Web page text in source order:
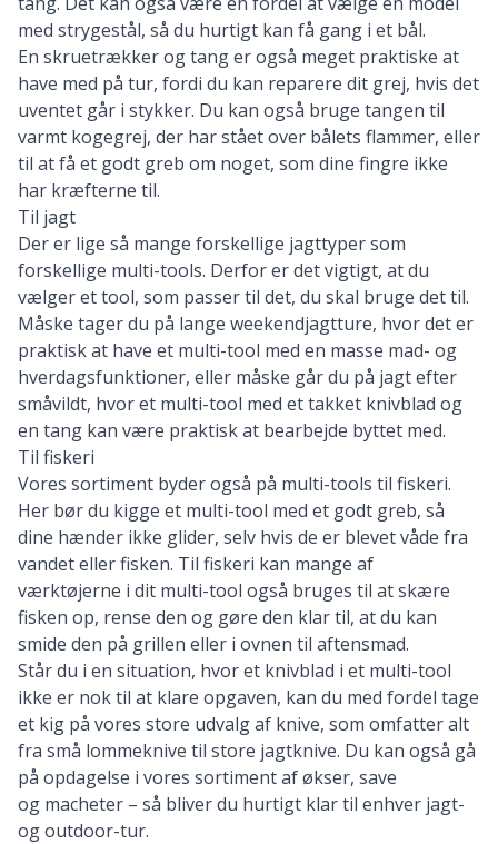
med strygestål, så du hurtigt kan få gang i et bål.
En skruetrækker og tang er også meget praktiske at
have med på tur, fordi du kan reparere dit grej, hvis det
uventet går i stykker. Du kan også bruge tangen til
varmt kogegrej, der har stået over bålets flammer, eller
til at få et godt greb om noget, som dine fingre ikke
har kræfterne til.
Til jagt
Der er lige så mange forskellige jagttyper som
forskellige multi-tools. Derfor er det vigtigt, at du
vælger et tool, som passer til det, du skal bruge det til.
Måske tager du på lange weekendjagtture, hvor det er
praktisk at have et multi-tool med en masse mad- og
hverdagsfunktioner, eller måske går du på jagt efter
småvildt, hvor et multi-tool med et takket knivblad og
en tang kan være praktisk at bearbejde byttet med.
Til fiskeri
Vores sortiment byder også på multi-tools til fiskeri.
Her bør du kigge et multi-tool med et godt greb, så
dine hænder ikke glider, selv hvis de er blevet våde fra
vandet eller fisken. Til fiskeri kan mange af
værktøjerne i dit multi-tool også bruges til at skære
fisken op, rense den og gøre den klar til, at du kan
smide den på grillen eller i ovnen til aftensmad.
Står du i en situation, hvor et knivblad i et multi-tool
ikke er nok til at klare opgaven, kan du med fordel tage
et kig på vores store udvalg af knive, som omfatter alt
fra små lommeknive til store jagtknive. Du kan også gå
på opdagelse i vores sortiment aføkser, save
og macheter – så bliver du hurtigt klar til enhver jagt-
og outdoor-tur.